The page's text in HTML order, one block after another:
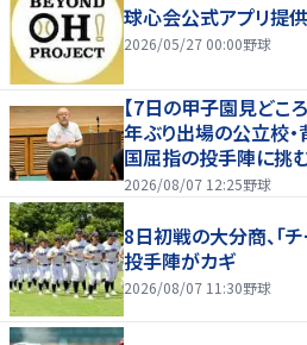
球心会公式アプリ提供
2026/05/27 00:00野球
【7日の甲子園見どこ
年ぶり出場の公立校
国屈指の投手陣に挑
2026/08/07 12:25野球
8日初戦の大分商、「
投手陣がカギ
2026/08/07 11:30野球